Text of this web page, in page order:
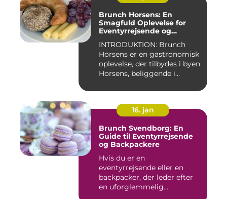
Brunch Horsens: En
Smagfuld Oplevelse for
Eventyrrejsende og
INTRODUKTION: Brunch
Horsens er en gastronomisk
oplevelse, der tilbydes i byen
Horsens, beliggende i...
16. jan
Brunch Svendborg: En
Guide til Eventyrrejsende
og Backpackere
Hvis du er en
eventyrrejsende eller en
backpacker, der leder efter
en uforglemmelig